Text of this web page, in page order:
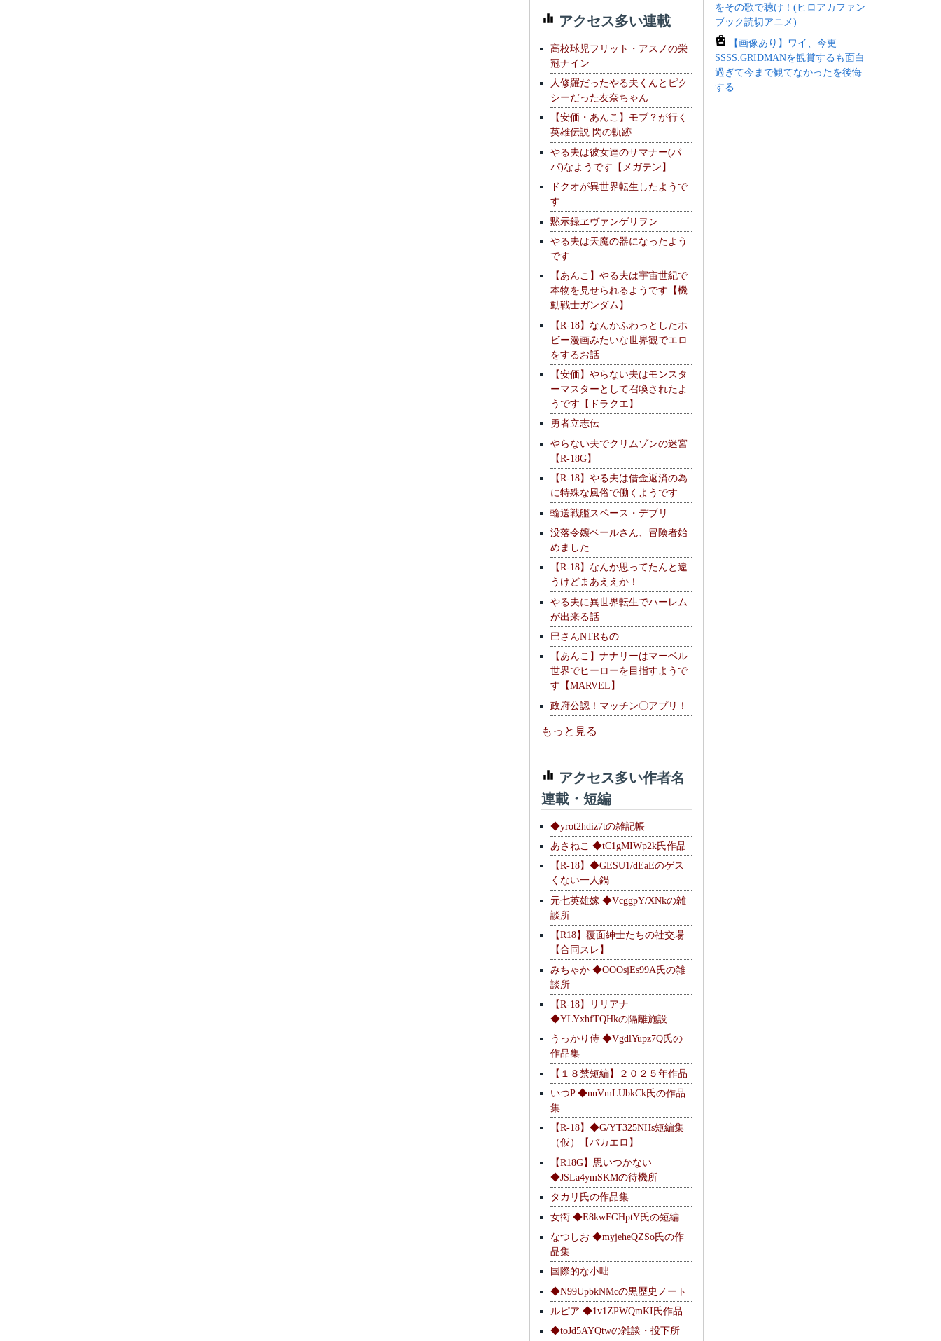
アクセス多い連載
高校球児フリット・アスノの栄
冠ナイン
人修羅だったやる夫くんとピク
シーだった友奈ちゃん
【安価・あんこ】モブ？が行く
英雄伝説 閃の軌跡
やる夫は彼女達のサマナー(パ
パ)なようです【メガテン】
ドクオが異世界転生したようで
す
黙示録ヱヴァンゲリヲン
やる夫は天魔の器になったよう
です
【あんこ】やる夫は宇宙世紀で
本物を見せられるようです【機
動戦士ガンダム】
【R-18】なんかふわっとしたホ
ビー漫画みたいな世界観でエロ
をするお話
【安価】やらない夫はモンスタ
ーマスターとして召喚されたよ
うです【ドラクエ】
勇者立志伝
やらない夫でクリムゾンの迷宮
【R-18G】
【R-18】やる夫は借金返済の為
に特殊な風俗で働くようです
輸送戦艦スペース・デブリ
没落令嬢ベールさん、冒険者始
めました
【R-18】なんか思ってたんと違
うけどまあええか！
やる夫に異世界転生でハーレム
が出来る話
巴さんNTRもの
【あんこ】ナナリーはマーベル
世界でヒーローを目指すようで
す【MARVEL】
政府公認！マッチン〇アプリ！
もっと見る
アクセス多い作者名
連載・短編
◆yrot2hdiz7tの雑記帳
あさねこ ◆tC1gMIWp2k氏作品
【R-18】◆GESU1/dEaEのゲス
くない一人鍋
元七英雄嫁 ◆VcggpY/XNkの雑
談所
【R18】覆面紳士たちの社交場
【合同スレ】
みちゃか ◆OOOsjEs99A氏の雑
談所
【R-18】リリアナ
◆YLYxhfTQHkの隔離施設
うっかり侍 ◆VgdlYupz7Q氏の
作品集
【１８禁短編】２０２５年作品
いつP ◆nnVmLUbkCk氏の作品
集
【R-18】◆G/YT325NHs短編集
（仮）【バカエロ】
【R18G】思いつかない
◆JSLa4ymSKMの待機所
タカリ氏の作品集
女衒 ◆E8kwFGHptY氏の短編
なつしお ◆myjeheQZSo氏の作
品集
国際的な小咄
◆N99UpbkNMcの黒歴史ノート
ルピア ◆1v1ZPWQmKI氏作品
◆toJd5AYQtwの雑談・投下所
をその歌で聴け！(ヒロアカファン
ブック読切アニメ)
【画像あり】ワイ、今更
SSSS.GRIDMANを観賞するも面白
過ぎて今まで観てなかったを後悔
する…